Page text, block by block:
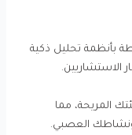
بأنظمة تحليل ذكية
الاستشاريين.
المريحة، مما
ونشاطك العصبي.